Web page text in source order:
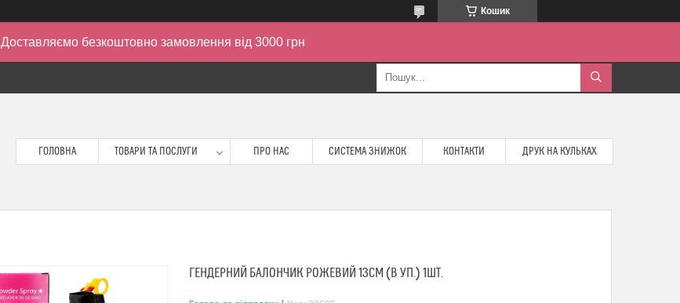
Кошик
Доставляємо безкоштовно замовлення від 3000 грн
ГОЛОВНА ТОВАРИ ТА ПОСЛУГИ ПРО НАС СИСТЕМА ЗНИЖОК КОНТАКТИ ДРУК НА КУЛЬКАХ
ГЕНДЕРНИЙ БАЛОНЧИК РОЖЕВИЙ 13СМ (В УП.) 1ШТ.